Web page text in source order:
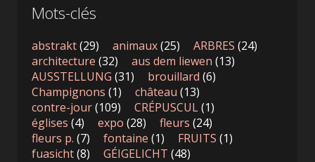
Mots-clés
abstrakt(29) animaux(25) ARBRES (24)
architecture (32) aus dem liewen (13)
AUSSTELLUNG (31) brouillard (6)
Champignons (1) château (13)
contre-jour(109) CRÉPUSCUL(1)
églises (4) expo (28) fleurs (24)
fleurs p. (7) fontaine (1) FRUITS (1)
fuasicht(8) GÉIGELICHT (48)